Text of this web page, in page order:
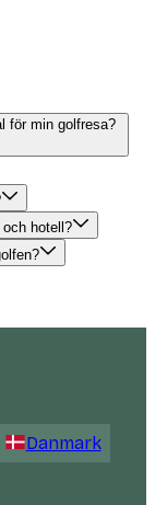
för min golfresa?
hotell?
Danmark